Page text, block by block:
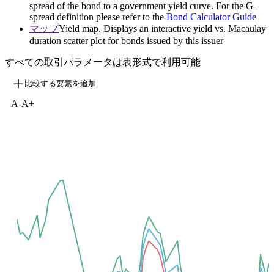
spread of the bond to a government yield curve. For the G-
spread definition please refer to the Bond Calculator Guide
マップYield map. Displays an interactive yield vs. Macaulay
duration scatter plot for bonds issued by this issuer
すべての取引パラメータは表形式で利用可能
比較する要素を追加